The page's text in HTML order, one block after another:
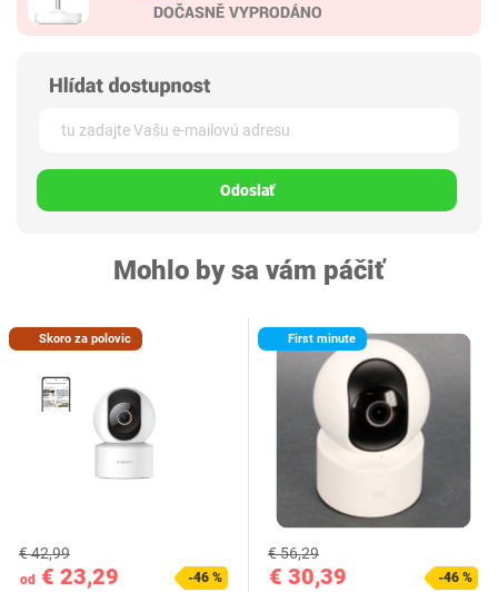
Odoslať
Mohlo by sa vám páčiť
Skoro za polovic
od € 23,29
€ 42,99
-46 %
First minute
€ 30,39
€ 56,29
-46 %